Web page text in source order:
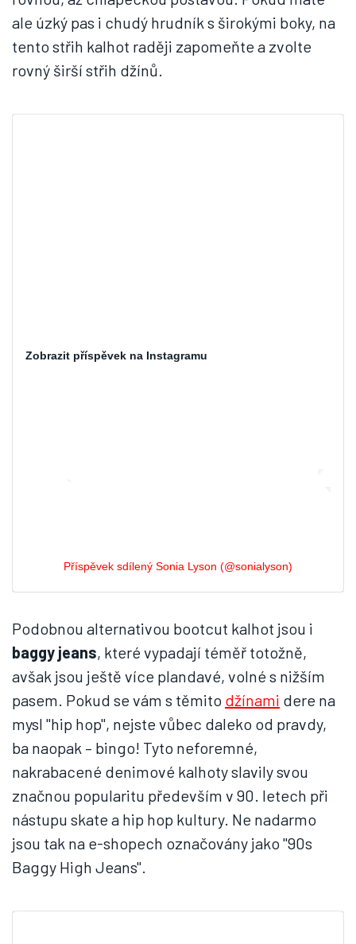
ale úzký pas i chudý hrudník s širokými boky, na
tento střih kalhot raději zapomeňte a zvolte
rovný širší střih džínů.
Zobrazit příspěvek na Instagramu
Příspěvek sdílený Sonia Lyson (@sonialyson)
Podobnou alternativou bootcut kalhot jsou i
baggy jeans, které vypadají téměř totožně,
avšak jsou ještě více plandavé, volné s nižším
pasem. Pokud se vám s těmito džínami dere na
mysl "hip hop", nejste vůbec daleko od pravdy,
ba naopak – bingo! Tyto neforemné,
nakrabacené denimové kalhoty slavily svou
značnou popularitu především v 90. letech při
nástupu skate a hip hop kultury. Ne nadarmo
jsou tak na e-shopech označovány jako "90s
Baggy High Jeans".